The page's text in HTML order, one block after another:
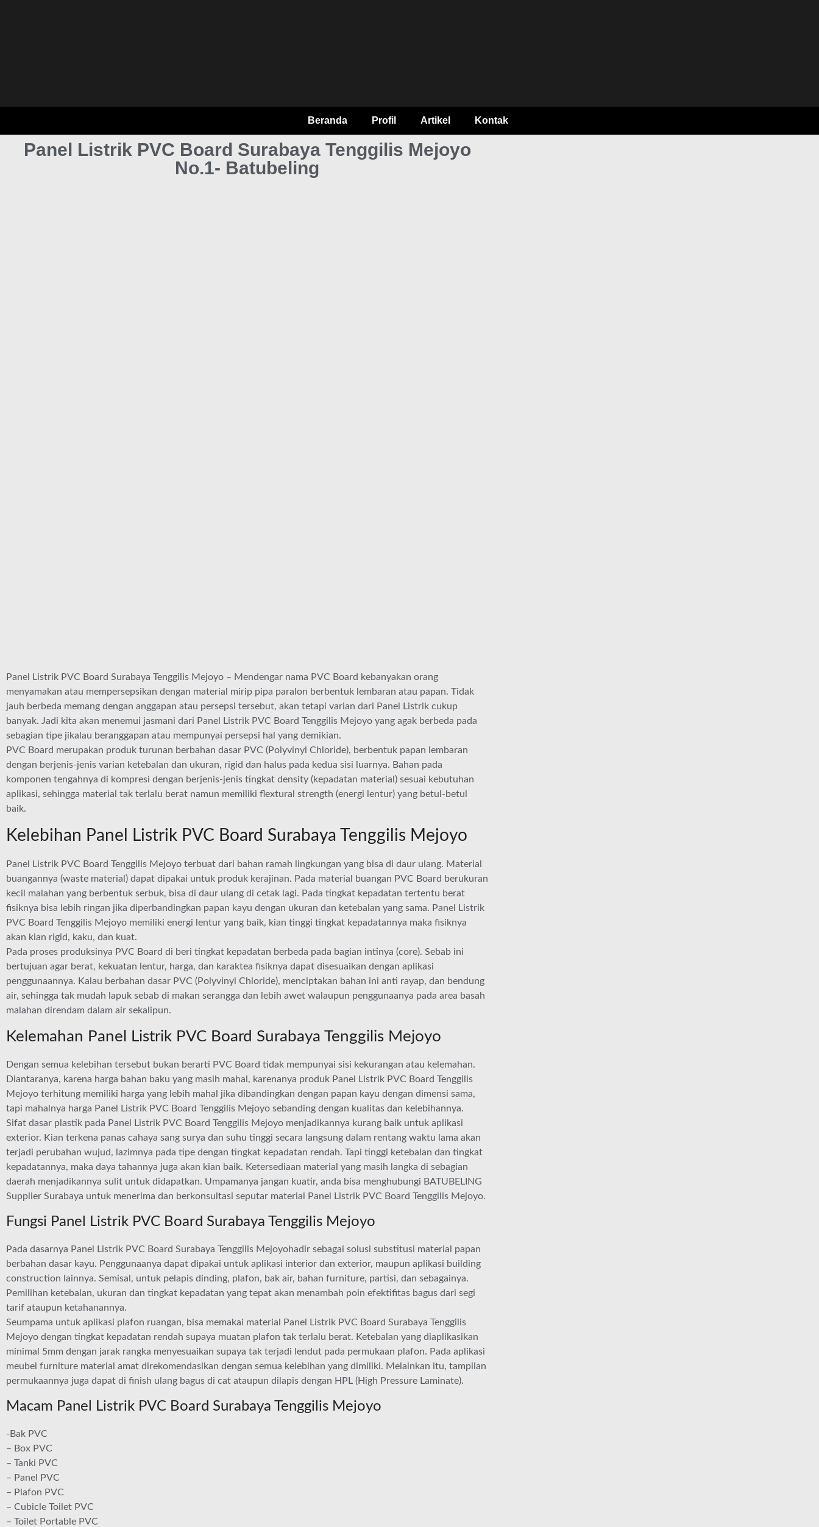
Beranda Profil Artikel Kontak
Panel Listrik PVC Board Surabaya Tenggilis Mejoyo
No.1- Batubeling
Panel Listrik PVC Board Surabaya Tenggilis Mejoyo – Mendengar nama PVC Board kebanyakan orang
menyamakan atau mempersepsikan dengan material mirip pipa paralon berbentuk lembaran atau papan. Tidak
jauh berbeda memang dengan anggapan atau persepsi tersebut, akan tetapi varian dari Panel Listrik cukup
banyak. Jadi kita akan menemui jasmani dari Panel Listrik PVC Board Tenggilis Mejoyo yang agak berbeda pada
sebagian tipe jikalau beranggapan atau mempunyai persepsi hal yang demikian.
PVC Board merupakan produk turunan berbahan dasar PVC (Polyvinyl Chloride), berbentuk papan lembaran
dengan berjenis-jenis varian ketebalan dan ukuran, rigid dan halus pada kedua sisi luarnya. Bahan pada
komponen tengahnya di kompresi dengan berjenis-jenis tingkat density (kepadatan material) sesuai kebutuhan
aplikasi, sehingga material tak terlalu berat namun memiliki flextural strength (energi lentur) yang betul-betul
baik.
Kelebihan Panel Listrik PVC Board Surabaya Tenggilis Mejoyo
Panel Listrik PVC Board Tenggilis Mejoyo terbuat dari bahan ramah lingkungan yang bisa di daur ulang. Material
buangannya (waste material) dapat dipakai untuk produk kerajinan. Pada material buangan PVC Board berukuran
kecil malahan yang berbentuk serbuk, bisa di daur ulang di cetak lagi. Pada tingkat kepadatan tertentu berat
fisiknya bisa lebih ringan jika diperbandingkan papan kayu dengan ukuran dan ketebalan yang sama. Panel Listrik
PVC Board Tenggilis Mejoyo memiliki energi lentur yang baik, kian tinggi tingkat kepadatannya maka fisiknya
akan kian rigid, kaku, dan kuat.
Pada proses produksinya PVC Board di beri tingkat kepadatan berbeda pada bagian intinya (core). Sebab ini
bertujuan agar berat, kekuatan lentur, harga, dan karaktea fisiknya dapat disesuaikan dengan aplikasi
penggunaannya. Kalau berbahan dasar PVC (Polyvinyl Chloride), menciptakan bahan ini anti rayap, dan bendung
air, sehingga tak mudah lapuk sebab di makan serangga dan lebih awet walaupun penggunaanya pada area basah
malahan direndam dalam air sekalipun.
Kelemahan Panel Listrik PVC Board Surabaya Tenggilis Mejoyo
Dengan semua kelebihan tersebut bukan berarti PVC Board tidak mempunyai sisi kekurangan atau kelemahan.
Diantaranya, karena harga bahan baku yang masih mahal, karenanya produk Panel Listrik PVC Board Tenggilis
Mejoyo terhitung memiliki harga yang lebih mahal jika dibandingkan dengan papan kayu dengan dimensi sama,
tapi mahalnya harga Panel Listrik PVC Board Tenggilis Mejoyo sebanding dengan kualitas dan kelebihannya.
Sifat dasar plastik pada Panel Listrik PVC Board Tenggilis Mejoyo menjadikannya kurang baik untuk aplikasi
exterior. Kian terkena panas cahaya sang surya dan suhu tinggi secara langsung dalam rentang waktu lama akan
terjadi perubahan wujud, lazimnya pada tipe dengan tingkat kepadatan rendah. Tapi tinggi ketebalan dan tingkat
kepadatannya, maka daya tahannya juga akan kian baik. Ketersediaan material yang masih langka di sebagian
daerah menjadikannya sulit untuk didapatkan. Umpamanya jangan kuatir, anda bisa menghubungi BATUBELING
Supplier Surabaya untuk menerima dan berkonsultasi seputar material Panel Listrik PVC Board Tenggilis Mejoyo.
Fungsi Panel Listrik PVC Board Surabaya Tenggilis Mejoyo
Pada dasarnya Panel Listrik PVC Board Surabaya Tenggilis Mejoyohadir sebagai solusi substitusi material papan
berbahan dasar kayu. Penggunaanya dapat dipakai untuk aplikasi interior dan exterior, maupun aplikasi building
construction lainnya. Semisal, untuk pelapis dinding, plafon, bak air, bahan furniture, partisi, dan sebagainya.
Pemilihan ketebalan, ukuran dan tingkat kepadatan yang tepat akan menambah poin efektifitas bagus dari segi
tarif ataupun ketahanannya.
Seumpama untuk aplikasi plafon ruangan, bisa memakai material Panel Listrik PVC Board Surabaya Tenggilis
Mejoyo dengan tingkat kepadatan rendah supaya muatan plafon tak terlalu berat. Ketebalan yang diaplikasikan
minimal 5mm dengan jarak rangka menyesuaikan supaya tak terjadi lendut pada permukaan plafon. Pada aplikasi
meubel furniture material amat direkomendasikan dengan semua kelebihan yang dimiliki. Melainkan itu, tampilan
permukaannya juga dapat di finish ulang bagus di cat ataupun dilapis dengan HPL (High Pressure Laminate).
Macam Panel Listrik PVC Board Surabaya Tenggilis Mejoyo
-Bak PVC
– Box PVC
– Tanki PVC
– Panel PVC
– Plafon PVC
– Cubicle Toilet PVC
– Toilet Portable PVC